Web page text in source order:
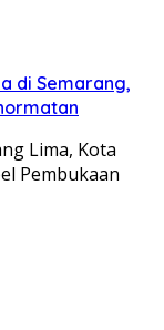
di Semarang,
Lima, Kota
Pembukaan